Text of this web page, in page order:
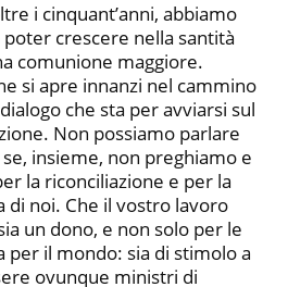
i cinquant’anni, abbiamo
crescere nella santità
comunione maggiore.
si apre innanzi nel cammino
che sta per avviarsi sul
Non possiamo parlare
insieme, non preghiamo e
la riconciliazione e per la
di noi. Che il vostro lavoro
un dono, e non solo per le
per il mondo: sia di stimolo a
ovunque ministri di